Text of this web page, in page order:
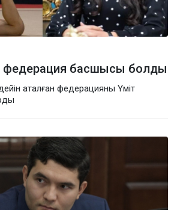
федерация басшысы болды
аталған федерацияны Үміт